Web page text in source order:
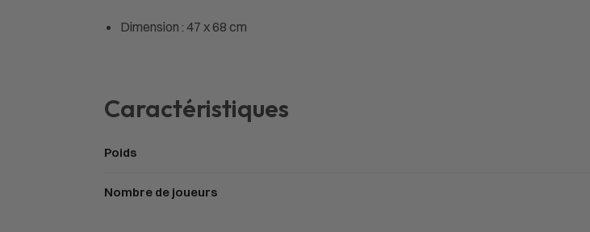
Dimension : 47 x 68 cm
Caractéristiques
Poids
Nombre de joueurs